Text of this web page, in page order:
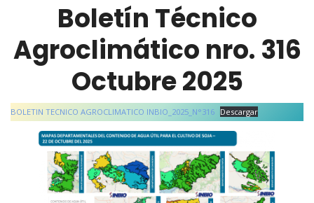
Boletín Técnico
Agroclimático nro. 316
Octubre 2025
BOLETIN TECNICO AGROCLIMATICO INBIO_2025_N°316 Descargar